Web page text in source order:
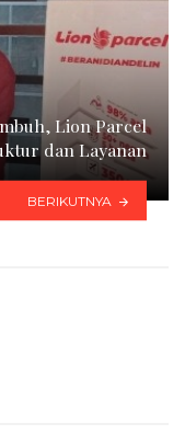
Lion Parcel
dan Layanan
BERIKUTNYA